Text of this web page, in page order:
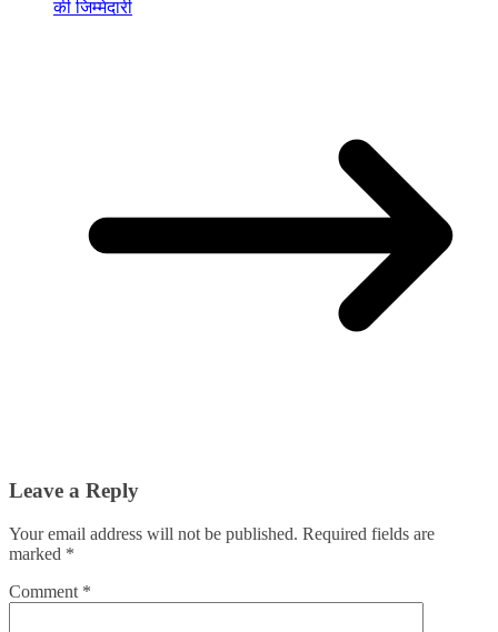
की जिम्मेदारी
Leave a Reply
Your email address will not be published. Required fields are
marked *
Comment *